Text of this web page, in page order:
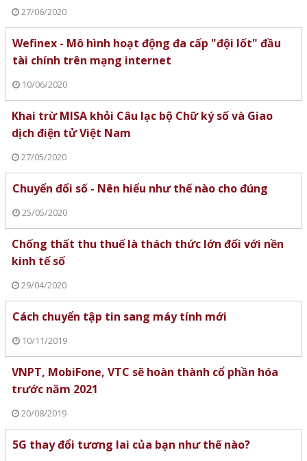
27/06/2020
Wefinex - Mô hình hoạt động đa cấp "đội lốt" đầu
tài chính trên mạng internet
10/06/2020
Khai trừ MISA khỏi Câu lạc bộ Chữ ký số và Giao
dịch điện tử Việt Nam
27/05/2020
Chuyển đổi số - Nên hiểu như thế nào cho đúng
25/05/2020
Chống thất thu thuế là thách thức lớn đối với nền
kinh tế số
29/04/2020
Cách chuyển tập tin sang máy tính mới
10/11/2019
VNPT, MobiFone, VTC sẽ hoàn thành cổ phần hóa
trước năm 2021
20/08/2019
5G thay đổi tương lai của bạn như thế nào?